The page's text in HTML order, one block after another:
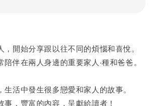
開始分享跟以往不同的煩惱和喜悅。
伴在兩人身邊的重要家人‧種和爸爸。
活中發生很多戀愛和家人的故事。
，豐富的內容，呈獻給讀者！